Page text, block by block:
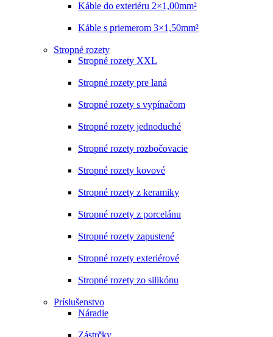
Káble do exteriéru 2×1,00mm²
Káble s priemerom 3×1,50mm²
Stropné rozety
Stropné rozety XXL
Stropné rozety pre laná
Stropné rozety s vypínačom
Stropné rozety jednoduché
Stropné rozety rozbočovacie
Stropné rozety kovové
Stropné rozety z keramiky
Stropné rozety z porcelánu
Stropné rozety zapustené
Stropné rozety exteriérové
Stropné rozety zo silikónu
Príslušenstvo
Náradie
Zástrčky